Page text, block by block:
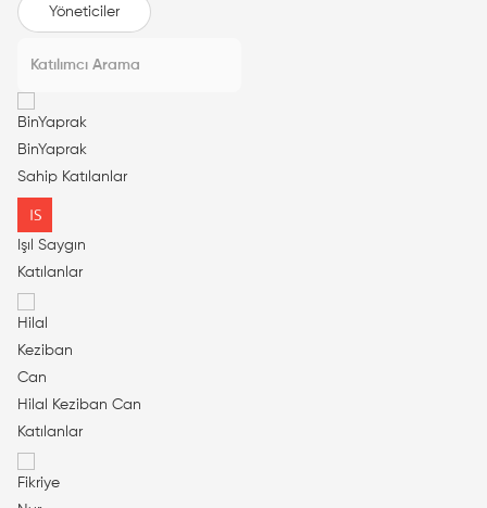
Yöneticiler
BinYaprak
Sahip Katılanlar
Işıl Saygın
Katılanlar
Hilal Keziban Can
Katılanlar